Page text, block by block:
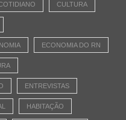
CULTURA
ECONOMIA DO RN
ENTREVISTAS
HABITAÇÃO